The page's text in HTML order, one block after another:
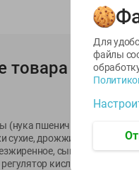
руб./шт
товара
(нука пшеничная
дрожжи
сыво шка
кислотности:
Для
файлы